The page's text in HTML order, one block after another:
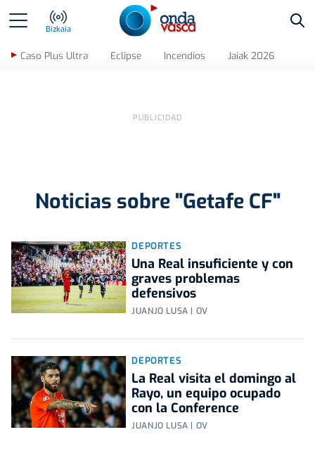
Bizkaia
Caso Plus Ultra Eclipse Incendios Jaiak 2026
Noticias sobre "Getafe CF"
DEPORTES
Una Real insuficiente y con
graves problemas
defensivos
JUANJO LUSA | OV
DEPORTES
La Real visita el domingo al
Rayo, un equipo ocupado
con la Conference
JUANJO LUSA | OV